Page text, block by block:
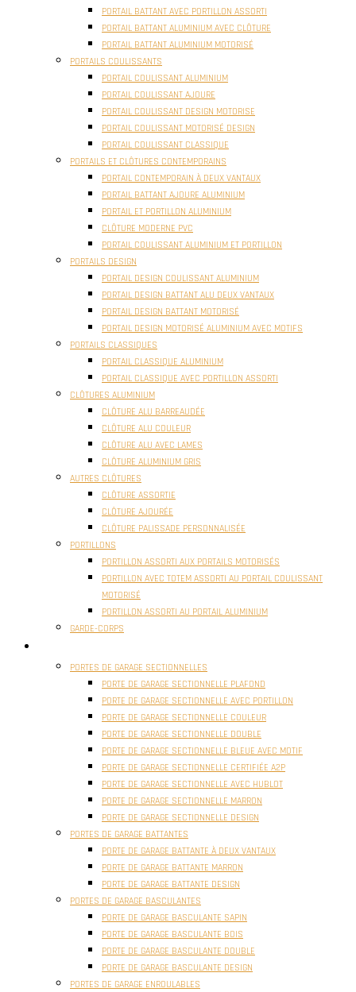
PORTAIL BATTANT AVEC PORTILLON ASSORTI
PORTAIL BATTANT ALUMINIUM AVEC CLÔTURE
PORTAIL BATTANT ALUMINIUM MOTORISÉ
PORTAILS COULISSANTS
PORTAIL COULISSANT ALUMINIUM
PORTAIL COULISSANT AJOURE
PORTAIL COULISSANT DESIGN MOTORISE
PORTAIL COULISSANT MOTORISÉ DESIGN
PORTAIL COULISSANT CLASSIQUE
PORTAILS ET CLÔTURES CONTEMPORAINS
PORTAIL CONTEMPORAIN À DEUX VANTAUX
PORTAIL BATTANT AJOURE ALUMINIUM
PORTAIL ET PORTILLON ALUMINIUM
CLÔTURE MODERNE PVC
PORTAIL COULISSANT ALUMINIUM ET PORTILLON
PORTAILS DESIGN
PORTAIL DESIGN COULISSANT ALUMINIUM
PORTAIL DESIGN BATTANT ALU DEUX VANTAUX
PORTAIL DESIGN BATTANT MOTORISÉ
PORTAIL DESIGN MOTORISÉ ALUMINIUM AVEC MOTIFS
PORTAILS CLASSIQUES
PORTAIL CLASSIQUE ALUMINIUM
PORTAIL CLASSIQUE AVEC PORTILLON ASSORTI
CLÔTURES ALUMINIUM
CLÔTURE ALU BARREAUDÉE
CLÔTURE ALU COULEUR
CLÔTURE ALU AVEC LAMES
CLÔTURE ALUMINIUM GRIS
AUTRES CLÔTURES
CLÔTURE ASSORTIE
CLÔTURE AJOURÉE
CLÔTURE PALISSADE PERSONNALISÉE
PORTILLONS
PORTILLON ASSORTI AUX PORTAILS MOTORISÉS
PORTILLON AVEC TOTEM ASSORTI AU PORTAIL COULISSANT
MOTORISÉ
PORTILLON ASSORTI AU PORTAIL ALUMINIUM
GARDE-CORPS
PORTES DE GARAGE SECTIONNELLES
PORTE DE GARAGE SECTIONNELLE PLAFOND
PORTE DE GARAGE SECTIONNELLE AVEC PORTILLON
PORTE DE GARAGE SECTIONNELLE COULEUR
PORTE DE GARAGE SECTIONNELLE DOUBLE
PORTE DE GARAGE SECTIONNELLE BLEUE AVEC MOTIF
PORTE DE GARAGE SECTIONNELLE CERTIFIÉE A2P
PORTE DE GARAGE SECTIONNELLE AVEC HUBLOT
PORTE DE GARAGE SECTIONNELLE MARRON
PORTE DE GARAGE SECTIONNELLE DESIGN
PORTES DE GARAGE BATTANTES
PORTE DE GARAGE BATTANTE À DEUX VANTAUX
PORTE DE GARAGE BATTANTE MARRON
PORTE DE GARAGE BATTANTE DESIGN
PORTES DE GARAGE BASCULANTES
PORTE DE GARAGE BASCULANTE SAPIN
PORTE DE GARAGE BASCULANTE BOIS
PORTE DE GARAGE BASCULANTE DOUBLE
PORTE DE GARAGE BASCULANTE DESIGN
PORTES DE GARAGE ENROULABLES